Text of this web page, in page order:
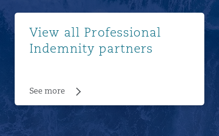
View all Professional
Indemnity partners
See more